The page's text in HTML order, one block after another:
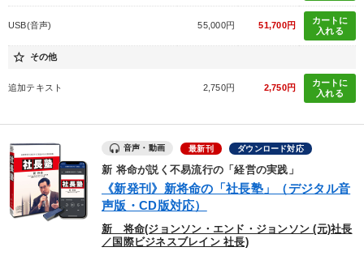
ondemand_video 経営音声・動画を探す refresh 更新する
しいただけます
カテゴリー
経営戦略・経営実務 成功哲学・人間学
経営リーダーの考え方と戦略を学ぶ 148回夏季大会
USB(音声) 55,000円 51,700円
カートに
入れる
star_border その他
追加テキスト 2,750円 2,750円
カートに
入れる
音声・動画 最新刊 ダウンロード対応
新 将命が説く不易流行の「経営の実践」
《新発刊》新将命の「社長塾」（デジタル音
声版・CD版対応）
新 将命(ジョンソン・エンド・ジョンソン (元)社長
／国際ビジネスブレイン 社長)